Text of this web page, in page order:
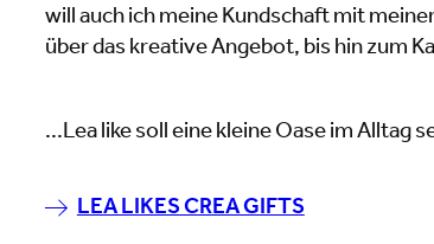
will auch ich meine Kundschaft mit
über das kreative Angebot, bis hin zum
...Lea like soll eine kleine Oase im Alltag
LEA LIKES CREA GIFTS